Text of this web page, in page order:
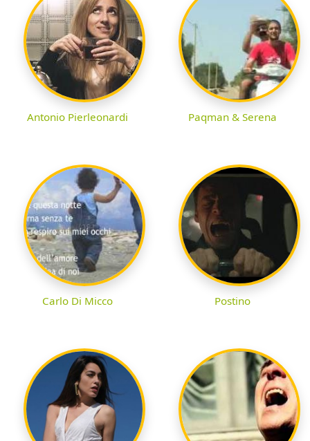
Antonio Pierleonardi Paqman & Serena
Carlo Di Micco Postino